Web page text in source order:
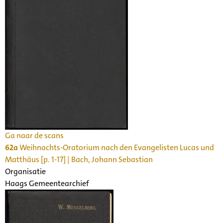
Ga naar de scans
62aWeihnachts-Oratorium nach den Evangelisten Lucas und
Matthäus [p. 1-17] | Bach, Johann Sebastian
Organisatie
Haags Gemeentearchief